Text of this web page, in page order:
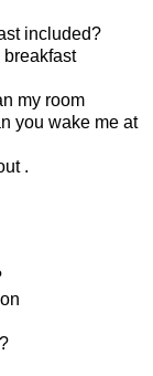
included?
my room
you wake me at
.